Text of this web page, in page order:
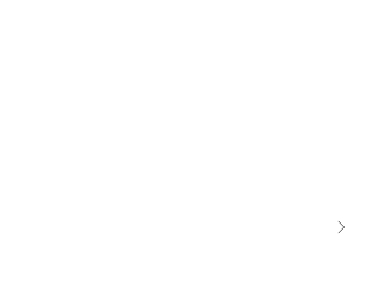
Позвоните нам или
звонок менеджера